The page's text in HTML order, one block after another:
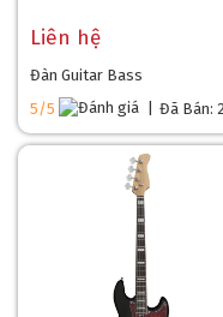
Liên hệ
Đàn Guitar Bass
5/5
Đã Bán: